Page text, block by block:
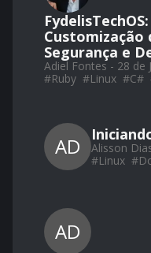
Customização
Segurança e
Adiel Fontes - 28 de
#Ruby #Linux #C#
AD
Alisson
#Linux #
AD